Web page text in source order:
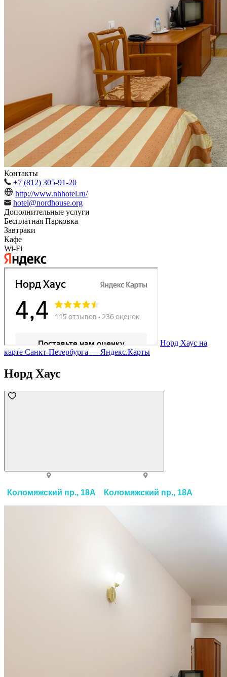
Контакты
+7 (812) 305-91-20
http://www.nhhotel.ru/
hotel@nordhouse.org
Дополнительные услуги
Бесплатная Парковка
Завтраки
Кафе
Wi-Fi
Норд Хаус на
карте Санкт‑Петербурга — Яндекс.Карты
Норд Хаус
Коломяжский пр., 18А Коломяжский пр., 18А